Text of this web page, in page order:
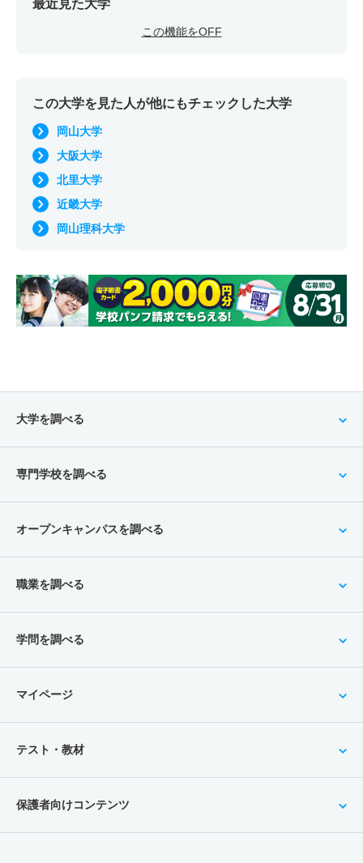
最近見た大学
この機能をOFF
この大学を見た人が他にもチェックした大学
岡山大学
大阪大学
北里大学
近畿大学
岡山理科大学
大学を調べる
専門学校を調べる
オープンキャンパスを調べる
職業を調べる
学問を調べる
マイページ
テスト・教材
保護者向けコンテンツ